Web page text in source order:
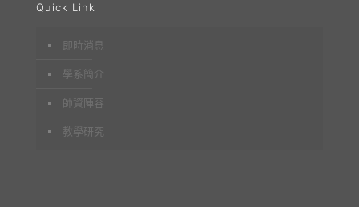
Quick Link
即時消息
學系簡介
師資陣容
教學研究